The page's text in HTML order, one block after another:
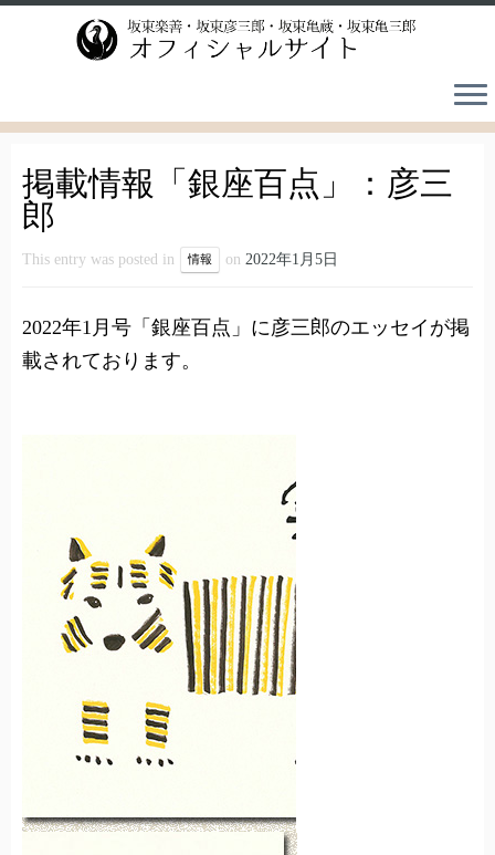
掲載情報「銀座百点」：彦三
郎
This entry was posted in 情報 on 2022年1月5日
2022年1月号「銀座百点」に彦三郎のエッセイが掲
載されております。